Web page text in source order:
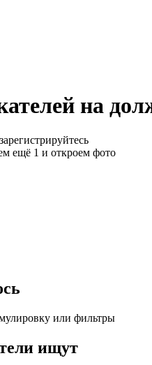
на
ещё 1 и откроем фото
или фильтры
ищут